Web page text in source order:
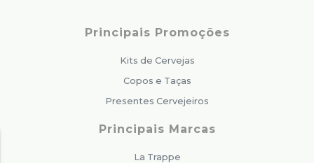
Principais Promoções
Kits de Cervejas
Copos e Taças
Presentes Cervejeiros
Principais Marcas
La Trappe